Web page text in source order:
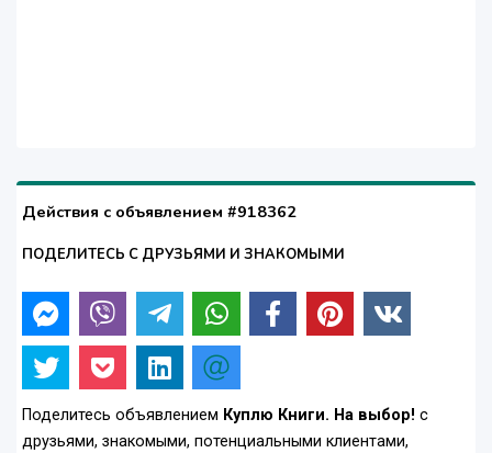
Действия с объявлением #918362
ПОДЕЛИТЕСЬ С ДРУЗЬЯМИ И ЗНАКОМЫМИ
Поделитесь объявлением Куплю Книги. На выбор! с
друзьями, знакомыми, потенциальными клиентами,